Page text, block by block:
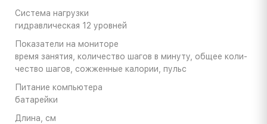
Си­сте­ма на­груз­ки
гид­рав­ли­че­ская 12 уров­ней
По­ка­за­те­ли на мо­ни­то­ре
вре­мя за­ня­тия, ко­ли­че­ство ша­гов в ми­ну­ту, об­щее ко­ли­
че­ство ша­гов, со­жжен­ные ка­ло­рии, пульс
Пи­та­ние ком­пью­те­ра
ба­та­рей­ки
Дли­на, см